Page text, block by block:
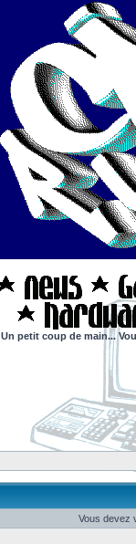
Un petit coup de main...
Vous devez